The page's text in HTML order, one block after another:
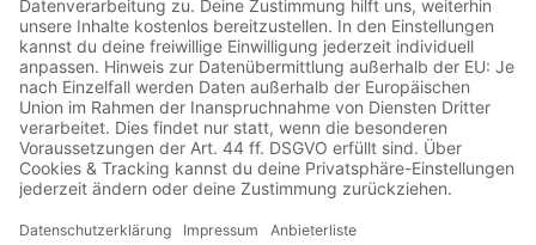
Ab dem 16. Juni messen sich die 12 besten U21-
Nationalteams des Kontinents bei der EM in Italien und San
Marino. Triest, Reggio Emilia, Bologna, Cesena, Udine und
Serravalle sind die Austragunsgorte. Und das große Ziel des
Dutzend - natürlich das Finale in Udine im Stadio Friuli. Mit
dem Sportplatz und den Sommerkicks auf
meinsportpodcast.de bereiten euch Malte Asmus und Manuel
Behlert (90Plus) auch auf diese U21-EM vor. Sie schauen
auf die drei Vierergruppen, die vielversprechendsten Spieler
besten Chancen ausrechnen, Nachfolger von Deutschland zu